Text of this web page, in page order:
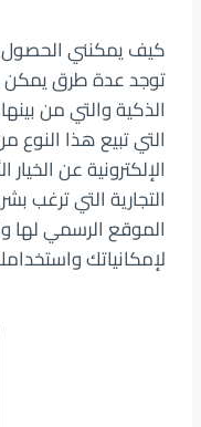
كيف يمكنني الحصول
توجد عدة طرق يمكن
الذكية والتي من
التي تبيع هذا النوع
الإلكترونية عن
التجارية التي ترغب
الموقع الرسمي لها
لإمكانياتك